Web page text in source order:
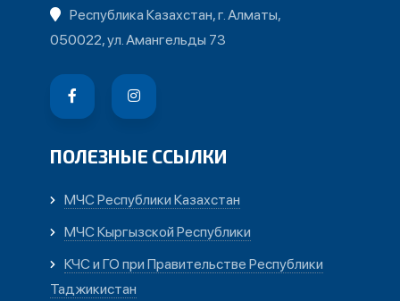
Республика Казахстан, г. Алматы,
050022, ул. Амангельды 73
ПОЛЕЗНЫЕ ССЫЛКИ
МЧС Республики Казахстан
МЧС Кыргызской Республики
КЧС и ГО при Правительстве Республики
Таджикистан